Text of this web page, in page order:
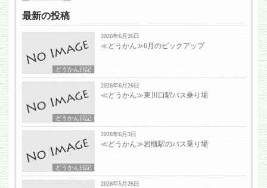
最新の投稿
どうかん日記
2026年6月26日
≪どうかん≫6月のピックアップ
どうかん日記
2026年6月26日
≪どうかん≫東川口駅バス乗り場
どうかん日記
2026年6月3日
≪どうかん≫岩槻駅のバス乗り場
2026年5月26日